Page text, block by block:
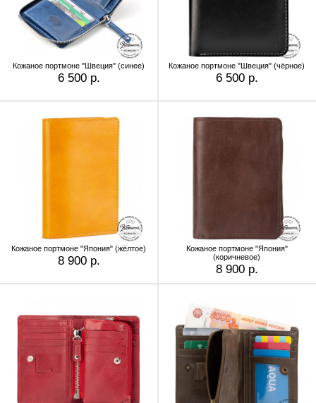
Кожаное портмоне "Швеция" (синее)
6 500 р.
Кожаное портмоне "Швеция" (чёрное)
6 500 р.
Кожаное портмоне "Япония" (жёлтое)
8 900 р.
Кожаное портмоне "Япония"
(коричневое)
8 900 р.